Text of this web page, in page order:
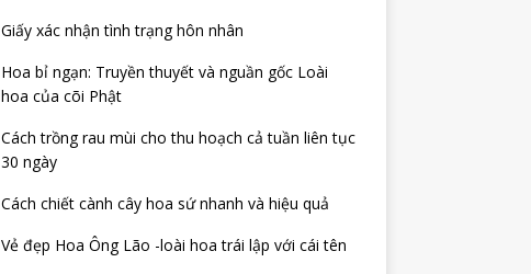
Giấy xác nhận tình trạng hôn nhân
Hoa bỉ ngạn: Truyền thuyết và nguần gốc Loài
hoa của cõi Phật
Cách trồng rau mùi cho thu hoạch cả tuần liên tục
30 ngày
Cách chiết cành cây hoa sứ nhanh và hiệu quả
Vẻ đẹp Hoa Ông Lão -loài hoa trái lập với cái tên